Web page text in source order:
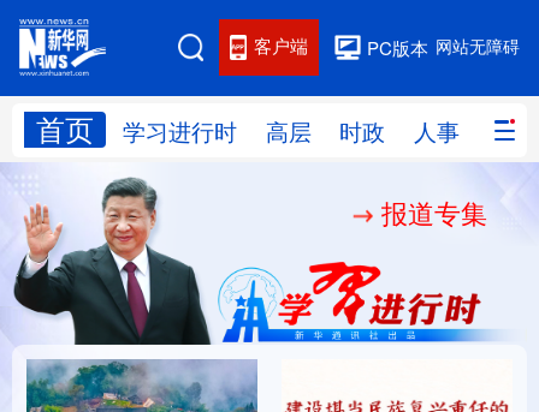
网站无障碍
PC版本
客户端
首页 学习进行时 高层 时政 人事 国际
网站地图
学习进行时 人事
国际 财经 网评
思客智库 全球连线 教育
科技 科创 量子 体育
报道专集